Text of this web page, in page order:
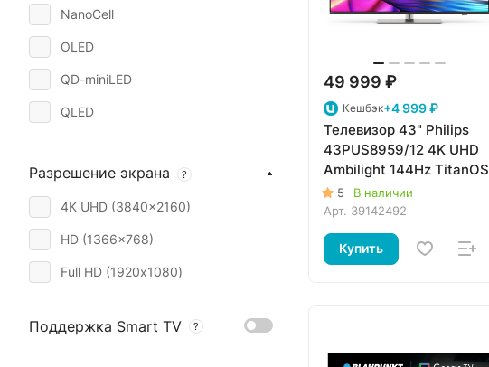
49 999 ₽
Кешбэк+4 999 ₽
Телевизор 43" Philips
43PUS8959/12 4K UHD
Ambilight 144Hz TitanOS
5
В наличии
Арт. 39142492
Купить
NanoCell
OLED
QD-miniLED
QLED
QNED
Разрешение экрана ?
4K UHD (3840x2160)
HD (1366x768)
Full HD (1920х1080)
Поддержка Smart TV ?